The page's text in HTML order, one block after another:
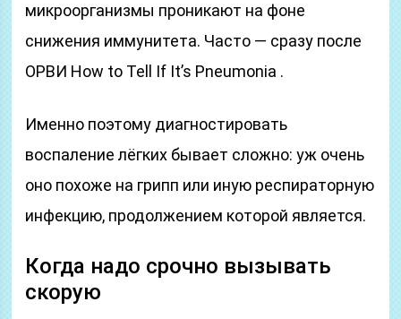
микроорганизмы проникают на фоне
снижения иммунитета. Часто — сразу после
ОРВИ How to Tell If It’s Pneumonia .
Именно поэтому диагностировать
воспаление лёгких бывает сложно: уж очень
оно похоже на грипп или иную респираторную
инфекцию, продолжением которой является.
Когда надо срочно вызывать
скорую